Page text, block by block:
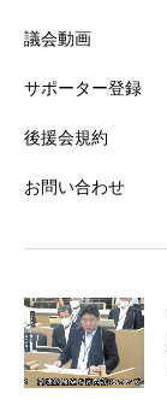
議会動画
サポーター登録
後援会規約
お問い合わせ